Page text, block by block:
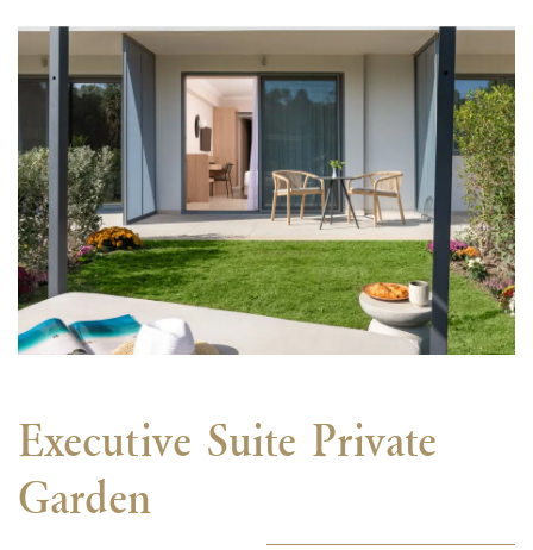
Executive Suite Private
Garden